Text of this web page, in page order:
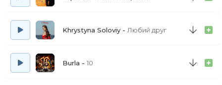
Khrystyna Soloviy Любий друг
Burla 10